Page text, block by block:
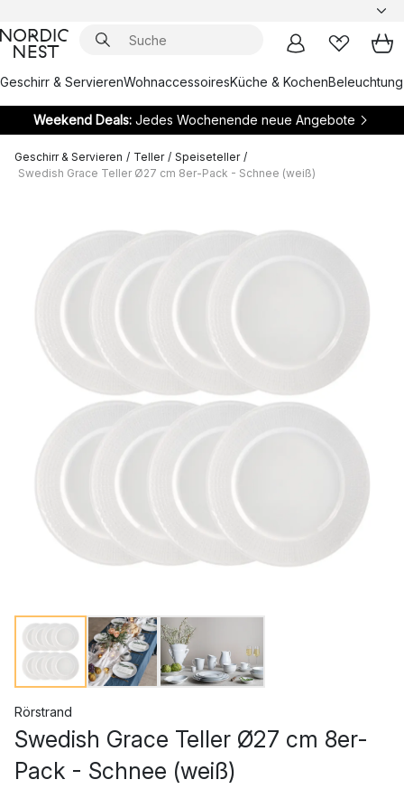
Geschirr & ServierenWohnaccessoiresKüche & KochenBeleuchtung
Weekend Deals:Jedes Wochenende neue Angebote
Geschirr & Servieren / Teller / Speiseteller /
Swedish Grace Teller Ø27 cm 8er-Pack - Schnee (weiß)
Rörstrand
Swedish Grace Teller Ø27 cm 8er-
Pack - Schnee (weiß)